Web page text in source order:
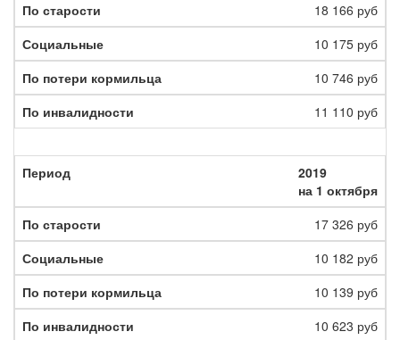
18 166 руб
10 175 руб
10 746 руб
11 110 руб
2019
на 1 октября
17 326 руб
10 182 руб
10 139 руб
10 623 руб